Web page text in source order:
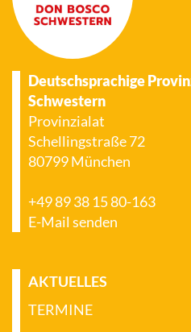
Deutschsprachige
Schwestern
Provinzialat
80799 München
+49 89 38 15 80-163